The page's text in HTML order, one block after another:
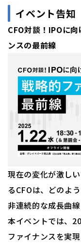
イベント告知
CFO対談！IPOに
ンスの最前線
現在の変化が激し
るCFOは、どのよ
非連続的な成長曲
本イベントでは、
ファイナンスを実